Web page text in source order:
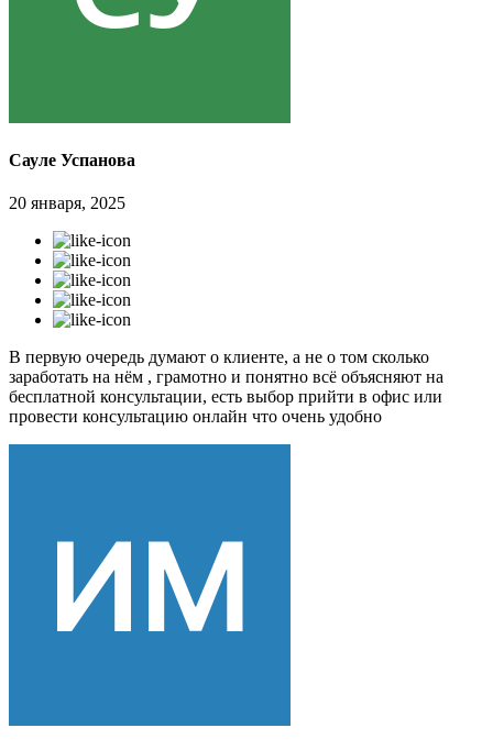
Сауле Успанова
20 января, 2025
В первую очередь думают о клиенте, а не о том сколько
заработать на нём , грамотно и понятно всё объясняют на
бесплатной консультации, есть выбор прийти в офис или
провести консультацию онлайн что очень удобно